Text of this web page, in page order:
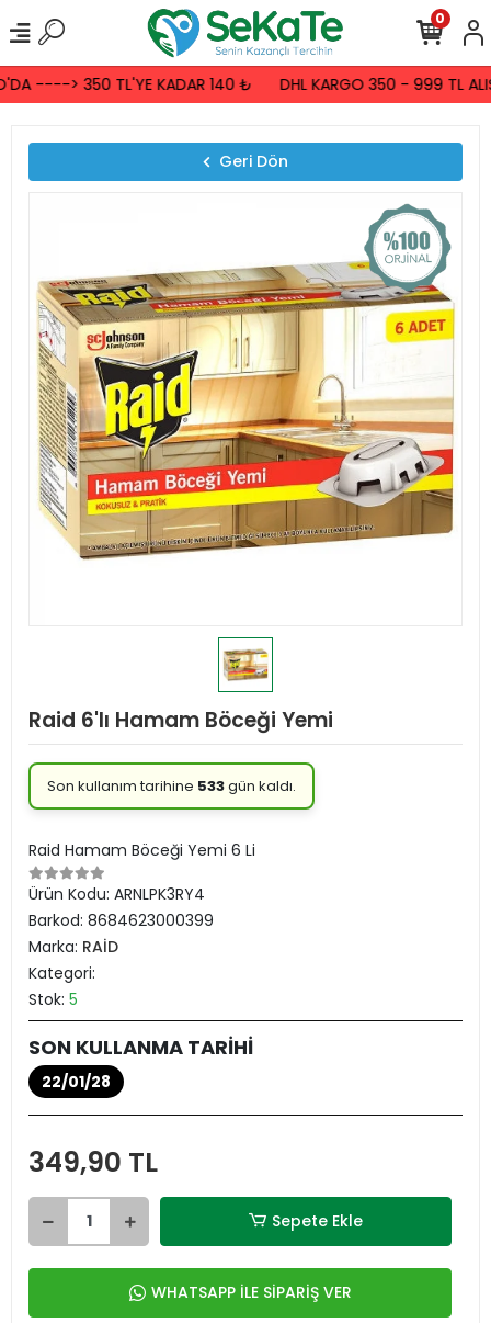
----> 350 TL'YE KADAR 140 ₺ DHL KARGO 350 - 999 TL
0
Geri Dön
Raid 6'lı Hamam Böceği Yemi
Son kullanım tarihine 533gün kaldı.
Raid Hamam Böceği Yemi 6 Li
Ürün Kodu: ARNLPK3RY4
Barkod: 8684623000399
Marka: RAİD
Kategori:
Stok: 5
SON KULLANMA TARİHİ
22/01/28
349,90 TL
Sepete Ekle
WHATSAPP İLE SİPARİŞ VER